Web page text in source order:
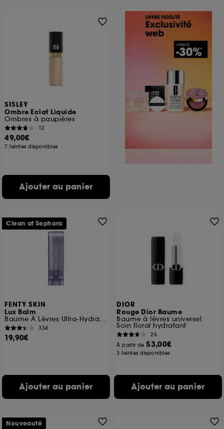
SISLEY
Ombre Eclat Liquide
Ombres à paupières
12
49,00€
7 teintes disponibles
Ajouter au panier
FENTY SKIN
Lux Balm
Baume À Lèvres Ultra-Hydratant À La Cerise
334
19,90€
Ajouter au panier
Clean at Sephora
DIOR
Rouge Dior Baume
Baume à lèvres universel
Soin floral hydratant
26
À partir de53,00€
3 teintes disponibles
Ajouter au panier
Nouveauté